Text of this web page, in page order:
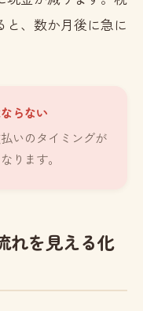
、数か月後に急に
らない
いのタイミングが
ります。
れを見える化